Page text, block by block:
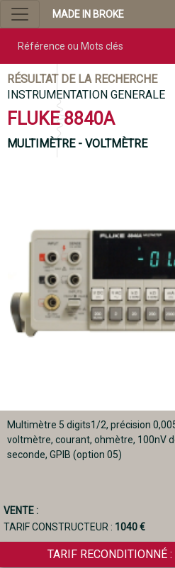
MADE IN BROKE
RÉSULTAT DE LA RECHERCHE
INSTRUMENTATION GENERALE
FLUKE 8840A
MULTIMÈTRE - VOLTMÈTRE
Multimètre 5 digits1/2, précision
voltmètre, courant, ohmètre, 100nV
seconde, GPIB (option 05)
VENTE :
TARIF CONSTRUCTEUR : 1040 €
TARIF RECONDITIONNÉ :